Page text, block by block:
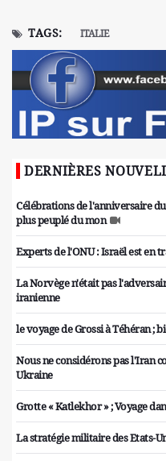
TAGS: ITALIE
DERNIÈRES
Célébrations de l'anniversaire
plus peuplé du mon
Experts de l'ONU : Israël est en
La Norvège n'était pas
iranienne
le voyage de Grossi à Téhéran ;
Nous ne considérons pas l'Iran
Ukraine
Grotte « Katlekhor » ; Voyage
La stratégie militaire des Etats-